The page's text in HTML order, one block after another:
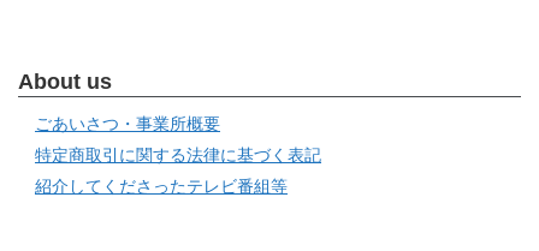
About us
ごあいさつ・事業所概要
特定商取引に関する法律に基づく表記
紹介してくださったテレビ番組等